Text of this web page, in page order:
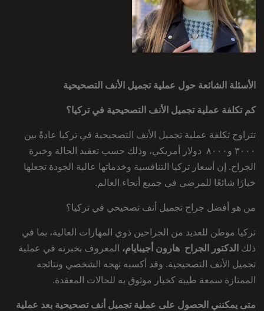
الأسئلة الشائعة حول عملية تجميل الأنف التصحيحية
كم تكلفة عملية تجميل الأنف التصحيحية في تركيا؟
تتراوح تكلفة عملية تجميل الأنف التصحيحية في تركيا عادةً بين
٣٠٠٠ و٨٠٠٠ دولار أمريكي، وذلك حسب تعقيد الحالة وخبرة
الجراح. إن أسعار تركيا التنافسية وخدماتها عالية الجودة تجعلها
خيارًا شائعًا للمرضى في جميع أنحاء العالم.
من هو أفضل جراح تجميل أنف تصحيحي في تركيا؟
تركيا موطن للعديد من الجراحين ذوي المهارات العالية، بما في
ذلك الدكتور الجراح هارون أجيبايام، المعروف بخبرته في عملية
تجميل الأنف التصحيحية. وقد أكسبه نهجه الشخصي ونتائجه
الممتازة سمعة طيبة كخيار موثوق به للحالات المعقدة.
متى يمكنني الحصول على عملية تجميل أنف تصحيحية بعد عملية